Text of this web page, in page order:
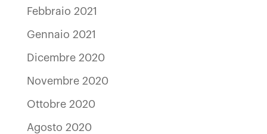
Febbraio 2021
Gennaio 2021
Dicembre 2020
Novembre 2020
Ottobre 2020
Agosto 2020